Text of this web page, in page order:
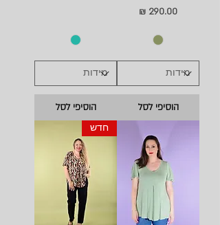
מחיר
הוסיפי לסל הוסיפי לסל
חדש